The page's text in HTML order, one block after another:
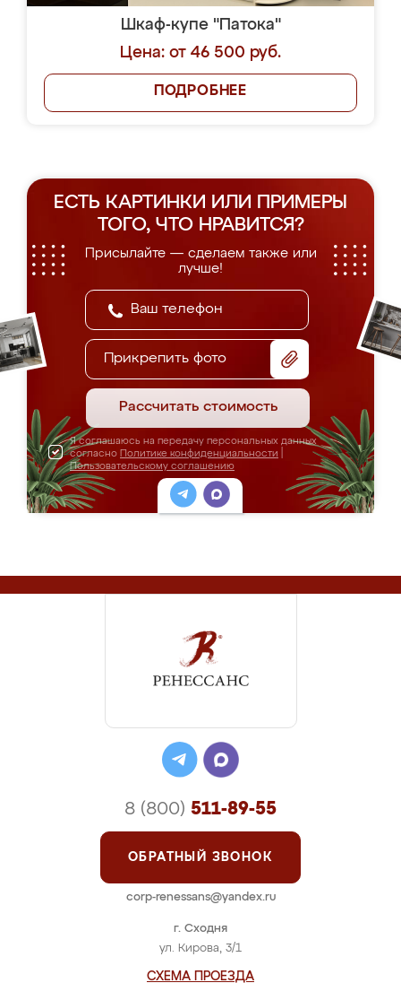
Шкаф-купе "Патока"
Цена: от 46 500 руб.
ПОДРОБНЕЕ
ЕСТЬ КАРТИНКИ ИЛИ ПРИМЕРЫ
ТОГО, ЧТО НРАВИТСЯ?
Присылайте — сделаем также или
лучше!
Прикрепить фото
Рассчитать стоимость
Я соглашаюсь на передачу персональных данных
согласно Политике конфиденциальности
Пользовательскому соглашению
г. Сходня
ул. Кирова, 3/1
СХЕМА ПРОЕЗДА
8 (800) 511-89-55
ОБРАТНЫЙ ЗВОНОК
corp-renessans@yandex.ru